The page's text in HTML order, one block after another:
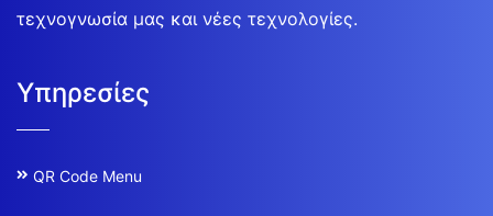
τεχνογνωσία μας και νέες τεχνολογίες.
Υπηρεσίες
QR Code Menu